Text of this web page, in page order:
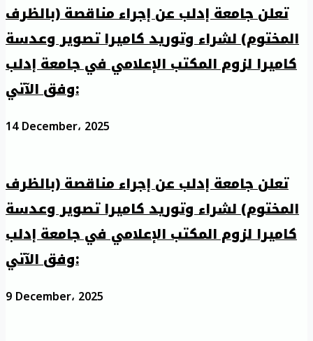
تعلن جامعة إدلب عن إجراء مناقصة (بالظرف
المختوم) لشراء وتوريد كاميرا تصوير وعدسة
كاميرا لزوم المكتب الإعلامي في جامعة إدلب
وفق الآتي:
14 December، 2025
تعلن جامعة إدلب عن إجراء مناقصة (بالظرف
المختوم) لشراء وتوريد كاميرا تصوير وعدسة
كاميرا لزوم المكتب الإعلامي في جامعة إدلب
وفق الآتي:
9 December، 2025